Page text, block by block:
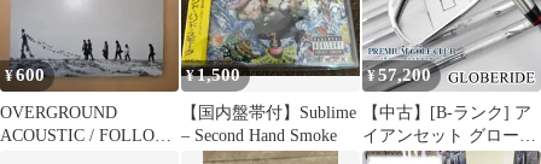
【最短即日発送】
¥600
OVERGROUND
ACOUSTIC / FOLLOW
¥1,500
【国内盤帯付】Sublime
– Second Hand Smoke
¥57,200
【中古】[B-ランク] ア
イアンセット グローブ
ライド(ダイワ) ONOFF